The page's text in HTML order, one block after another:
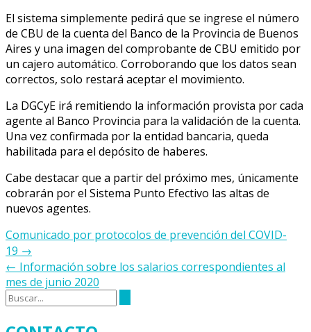
El sistema simplemente pedirá que se ingrese el número
de CBU de la cuenta del Banco de la Provincia de Buenos
Aires y una imagen del comprobante de CBU emitido por
un cajero automático. Corroborando que los datos sean
correctos, solo restará aceptar el movimiento.
La DGCyE irá remitiendo la información provista por cada
agente al Banco Provincia para la validación de la cuenta.
Una vez confirmada por la entidad bancaria, queda
habilitada para el depósito de haberes.
Cabe destacar que a partir del próximo mes, únicamente
cobrarán por el Sistema Punto Efectivo las altas de
nuevos agentes.
Navegación
de
la
entrada
Comunicado por protocolos de prevención del COVID-
19 →
← Información sobre los salarios correspondientes al
mes de junio 2020